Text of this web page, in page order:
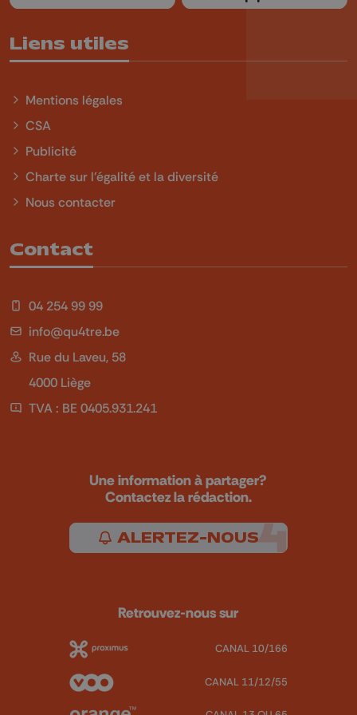
Liens utiles
Mentions légales
CSA
Publicité
Charte sur l'égalité et la diversité
Nous contacter
Contact
04 254 99 99
info@qu4tre.be
Rue du Laveu, 58
4000 Liège
TVA : BE 0405.931.241
Une information à partager?
Contactez la rédaction.
ALERTEZ-NOUS
Retrouvez-nous sur
CANAL 10/166
CANAL 11/12/55